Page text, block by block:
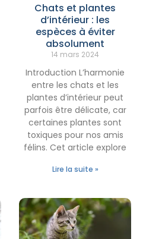
Chats et plantes
d’intérieur : les
espèces à éviter
absolument
14 mars 2024
Introduction L’harmonie
entre les chats et les
plantes d’intérieur peut
parfois être délicate, car
certaines plantes sont
toxiques pour nos amis
félins. Cet article explore
Lire la suite »